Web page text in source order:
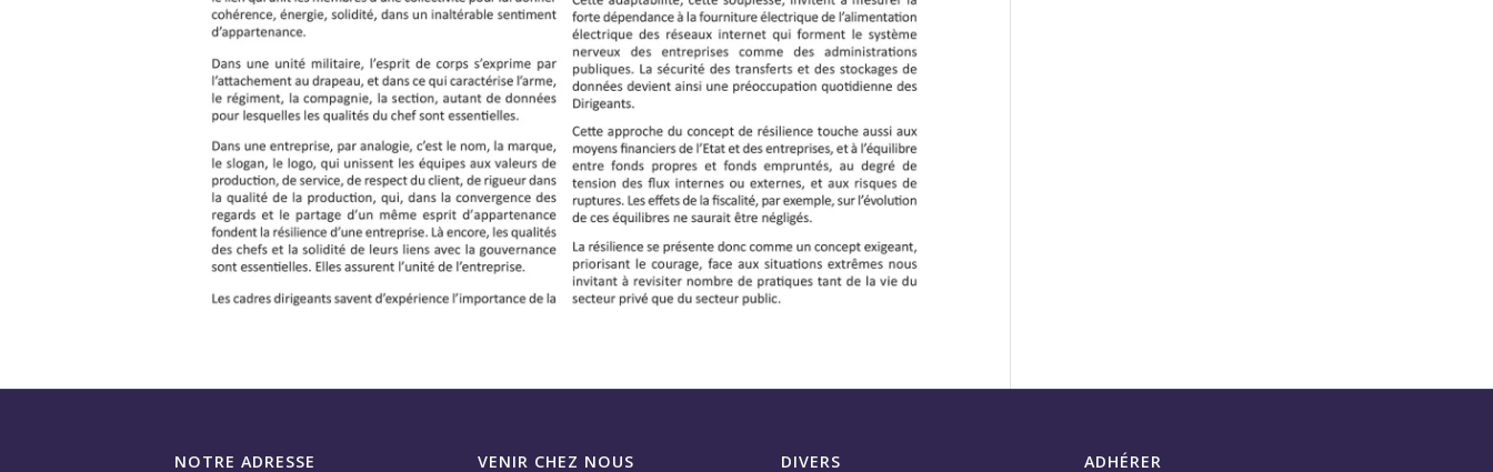
NOTRE ADRESSE VENIR CHEZ NOUS DIVERS ADHÉRER